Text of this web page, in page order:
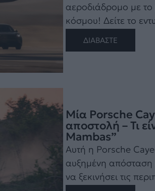
αεροδιάδρομο με
κόσμου! Δείτε το
ΔΙΑΒΑΣΤΕ
Μία Porsche
αποστολή – Τι
Mambas”
Αυτή η Porsche
αυξημένη απόσταση
να ξεκινήσει τις